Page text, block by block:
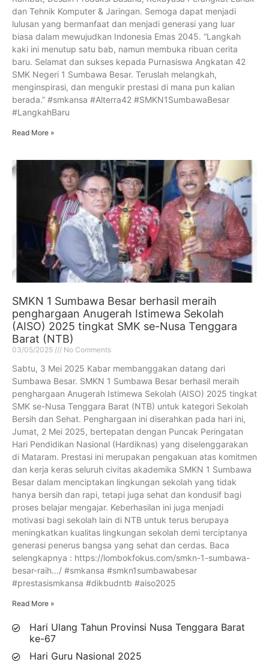
dan Tehnik Komputer & Jaringan. Semoga dapat menjadi
lulusan yang bermanfaat dan menjadi generasi yang luar
biasa dalam mewujudkan Indonesia Emas 2045. “Langkah
kaki ini menutup satu bab, namun membuka ribuan cerita
baru. Selamat dan sukses kepada Purnasiswa Angkatan 42
SMK Negeri 1 Sumbawa Besar. Teruslah melangkah,
menginspirasi, dan mengukir prestasi di mana pun kalian
berada.” #smkansa #Alterra42 #SMKN1SumbawaBesar
#LangkahBaru
Read More »
SMKN 1 Sumbawa Besar berhasil meraih
penghargaan Anugerah Istimewa Sekolah
(AISO) 2025 tingkat SMK se-Nusa Tenggara
Barat (NTB)
03/05/2025 No Comments
Sabtu, 3 Mei 2025 Kabar membanggakan datang dari
Sumbawa Besar. SMKN 1 Sumbawa Besar berhasil meraih
penghargaan Anugerah Istimewa Sekolah (AISO) 2025 tingkat
SMK se-Nusa Tenggara Barat (NTB) untuk kategori Sekolah
Bersih dan Sehat. Penghargaan ini diserahkan pada hari ini,
Jumat, 2 Mei 2025, bertepatan dengan Puncak Peringatan
Hari Pendidikan Nasional (Hardiknas) yang diselenggarakan
di Mataram. Prestasi ini merupakan pengakuan atas komitmen
dan kerja keras seluruh civitas akademika SMKN 1 Sumbawa
Besar dalam menciptakan lingkungan sekolah yang tidak
hanya bersih dan rapi, tetapi juga sehat dan kondusif bagi
proses belajar mengajar. Keberhasilan ini juga menjadi
motivasi bagi sekolah lain di NTB untuk terus berupaya
meningkatkan kualitas lingkungan sekolah demi terciptanya
generasi penerus bangsa yang sehat dan cerdas. Baca
selengkapnya : https://lombokfokus.com/smkn-1-sumbawa-
besar-raih…/ #smkansa #smkn1sumbawabesar
#prestasismkansa #dikbudntb #aiso2025
Read More »
Hari Ulang Tahun Provinsi Nusa Tenggara Barat
ke-67
Hari Guru Nasional 2025